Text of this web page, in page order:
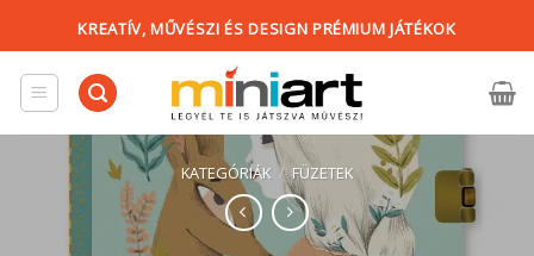
content
KREATÍV, MŰVÉSZI ÉS DESIGN PRÉMIUM JÁTÉKOK
KATEGÓRIÁK / FÜZETEK